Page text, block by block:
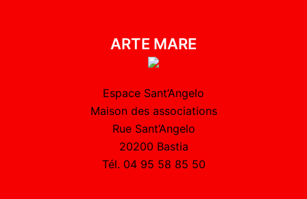
ARTE MARE
Espace Sant’Angelo
Maison des associations
Rue Sant’Angelo
20200 Bastia
Tél. 04 95 58 85 50